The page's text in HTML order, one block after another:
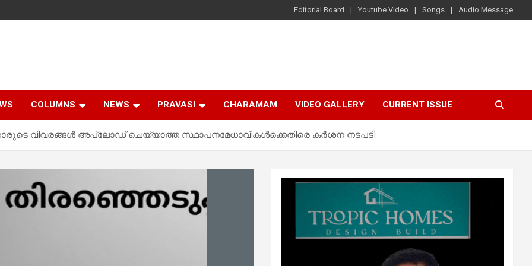
Editorial Board Youtube Video Songs Audio Message
COLUMNS NEWS PRAVASI CHARAMAM VIDEO GALLERY CURRENT ISSUE
വിവരങ്ങൾ അപ്‌ലോഡ് ചെയ്യാത്ത സ്ഥാപനമേധാവികൾക്കെതിരെ കർശന നടപടി